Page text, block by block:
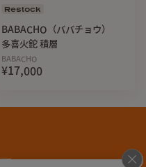
チメッシュが整理・収納を
Restock
BABACHO（ババチョウ）
多喜火鉈 積層
BABACHO
¥17,000